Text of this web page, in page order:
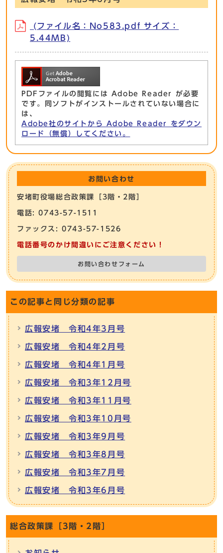
(ファイル名：No583.pdf サイズ：
5.44MB)
PDFファイルの閲覧には Adobe Reader が必要
です。同ソフトがインストールされていない場合に
は、
Adobe社のサイトから Adobe Reader をダウン
ロード（無償）してください。
お問い合わせ
安堵町役場総合政策課［3階・2階］
電話: 0743-57-1511
ファックス: 0743-57-1526
電話番号のかけ間違いにご注意ください！
お問い合わせフォーム
この記事と同じ分類の記事
広報安堵 令和4年3月号
広報安堵 令和4年2月号
広報安堵 令和4年1月号
広報安堵 令和3年12月号
広報安堵 令和3年11月号
広報安堵 令和3年10月号
広報安堵 令和3年9月号
広報安堵 令和3年8月号
広報安堵 令和3年7月号
広報安堵 令和3年6月号
総合政策課［3階・2階］